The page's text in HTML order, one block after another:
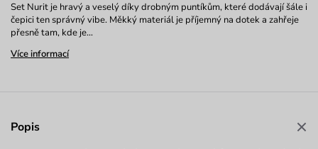
Set Nurit je hravý a veselý díky drobným puntíkům, které dodávají šále i
čepici ten správný vibe. Měkký materiál je příjemný na dotek a zahřeje
přesně tam, kde je…
Více informací
Popis